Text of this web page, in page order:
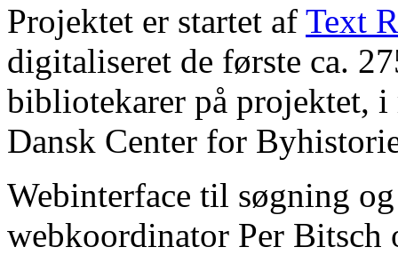
Projektet er startet af Text
digitaliseret de første ca.
bibliotekarer på projektet, i
Dansk Center for
Webinterface til søgning
webkoordinator Per Bitsch